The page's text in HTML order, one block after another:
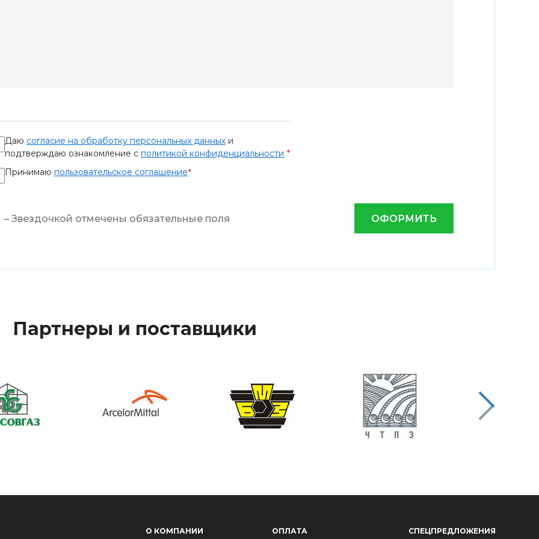
Даю согласие на обработку персональных данных и
подтверждаю ознакомление с политикой конфиденциальности *
Принимаю пользовательское соглашение*
– Звездочкой отмечены обязательные поля ОФОРМИТЬ
Партнеры и поставщики
О КОМПАНИИ ОПЛАТА СПЕЦПРЕДЛОЖЕНИЯ